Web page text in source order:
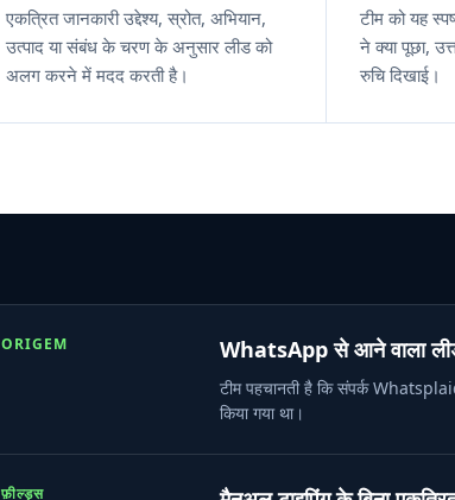
एकत्रित जानकारी उद्देश्य, स्रोत, अभियान,
उत्पाद या संबंध के चरण के अनुसार लीड को
अलग करने में मदद करती है।
टीम को यह
ने क्या पूछा,
रुचि दिखाई।
ORIGEM WhatsApp से आने वाला
टीम पहचानती है कि संपर्क
किया गया था।
फ़ील्ड्स